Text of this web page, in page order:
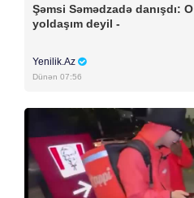
Şəmsi Səmədzadə danışdı:
yoldaşım deyil -
Yenilik.Az
Dünən 07:56